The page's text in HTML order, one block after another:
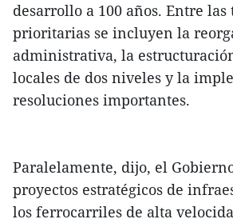
desarrollo a 100 años. Entre las
prioritarias se incluyen la
administrativa, la
locales de dos niveles y la
resoluciones importantes.
Paralelamente, dijo, el
proyectos estratégicos de
los ferrocarriles de alta